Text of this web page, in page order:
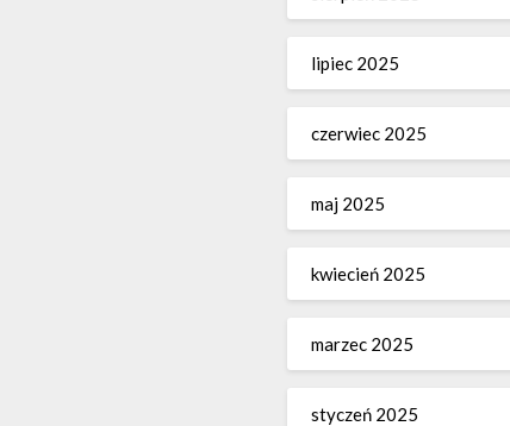
lipiec 2025
czerwiec 2025
maj 2025
kwiecień 2025
marzec 2025
styczeń 2025